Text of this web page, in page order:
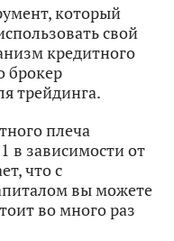
который
свой
кредитного
брокер
трейдинга.
плеча
в зависимости от
что с
вы можете
во много раз